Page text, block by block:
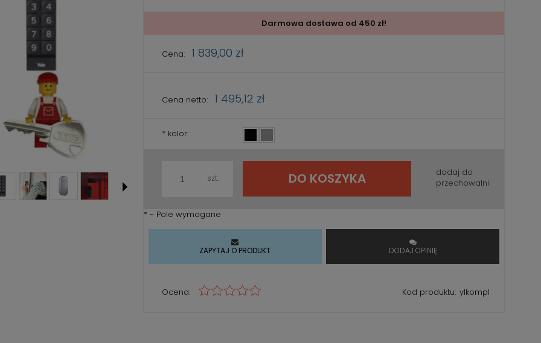
Cena nie zawiera ewentualnych
Darmowa dostawa od 450 zł!
Cena: 1 839,00 zł
Cena netto: 1 495,12 zł
* kolor:
szt. DO KOSZYKA
dodaj do
przechowalni
* - Pole wymagane
Ocena: Kod produktu: ylkompl
ZAPYTAJ O PRODUKT DODAJ OPINIĘ